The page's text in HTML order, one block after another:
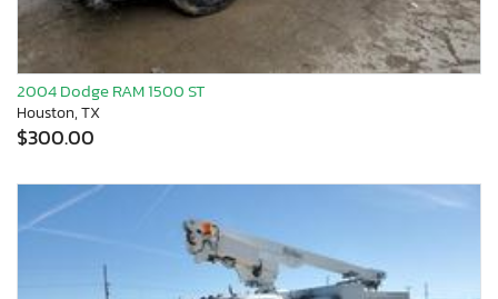
2004 Dodge RAM 1500 ST
Houston, TX
$300.00